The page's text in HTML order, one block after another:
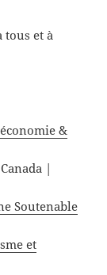
et à
&
|
Soutenable
et